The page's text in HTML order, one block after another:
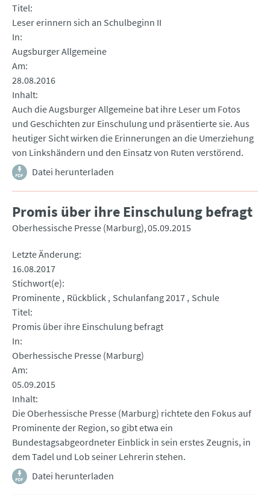
Titel
Leser erinnern sich an Schulbeginn II
In
Augsburger Allgemeine
Am
28.08.2016
Inhalt
Auch die Augsburger Allgemeine bat ihre Leser um Fotos
und Geschichten zur Einschulung und präsentierte sie. Aus
heutiger Sicht wirken die Erinnerungen an die Umerziehung
von Linkshändern und den Einsatz von Ruten verstörend.
Datei herunterladen
Promis über ihre Einschulung befragt
Oberhessische Presse (Marburg) 05.09.2015
Letzte Änderung
16.08.2017
Stichwort(e)
Prominente Rückblick Schulanfang 2017 Schule
Titel
Promis über ihre Einschulung befragt
In
Oberhessische Presse (Marburg)
Am
05.09.2015
Inhalt
Die Oberhessische Presse (Marburg) richtete den Fokus auf
Prominente der Region, so gibt etwa ein
Bundestagsabgeordneter Einblick in sein erstes Zeugnis, in
dem Tadel und Lob seiner Lehrerin stehen.
Datei herunterladen